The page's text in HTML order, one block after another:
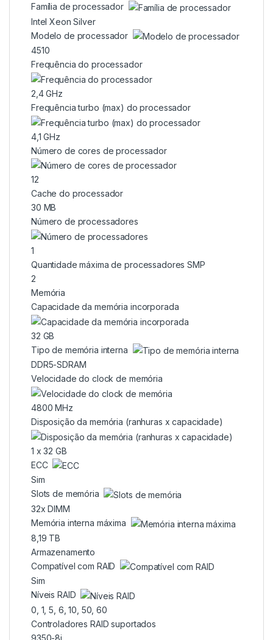
Família de processador
Intel Xeon Silver
Modelo de processador
4510
Frequência do processador
2,4 GHz
Frequência turbo (max) do processador
4,1 GHz
Número de cores de processador
12
Cache do processador
30 MB
Número de processadores
1
Quantidade máxima de processadores SMP
2
Memória
Capacidade da memória incorporada
32 GB
Tipo de memória interna
DDR5-SDRAM
Velocidade do clock de memória
4800 MHz
Disposição da memória (ranhuras x capacidade)
1 x 32 GB
ECC
Sim
Slots de memória
32x DIMM
Memória interna máxima
8,19 TB
Armazenamento
Compatível com RAID
Sim
Níveis RAID
0, 1, 5, 6, 10, 50, 60
Controladores RAID suportados